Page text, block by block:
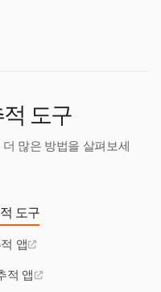
도구
많은 방법을 살펴보세
도구
앱
적 앱